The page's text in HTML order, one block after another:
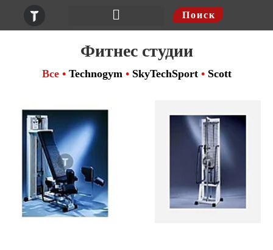
Поиск
Фитнес студии
Все • Technogym • SkyTechSport • Scott